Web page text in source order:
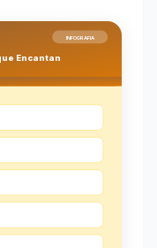
INFOGRAFIA
Encantan